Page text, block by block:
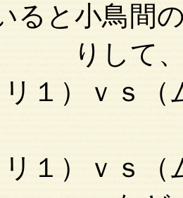
ると小鳥間
りして
リ１）ｖｓ
リ１）ｖｓ